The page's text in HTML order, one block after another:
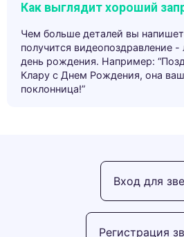
Как выглядит хороший
Чем больше деталей вы
получится видеопоздравление
день рождения. Например:
Клару с Днем Рождения, она
поклонница!”
Регистрация
Вход для